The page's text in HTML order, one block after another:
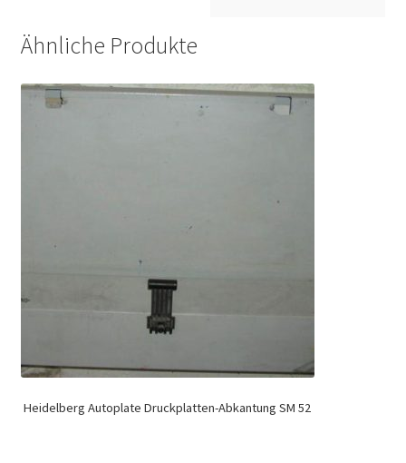
Ähnliche Produkte
Heidelberg Autoplate Druckplatten-Abkantung SM 52